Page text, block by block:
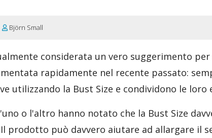
Björn Small
considerata un vero suggerimento
rapidamente nel recente passato:
utilizzando la Bust Size e condividono le loro
o l'altro hanno notato che la Bust Size
prodotto può davvero aiutare ad allargare il